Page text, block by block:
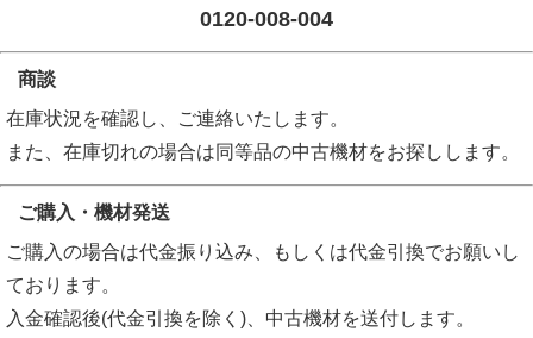
0120-008-004
商談
在庫状況を確認し、ご連絡いたします。
また、在庫切れの場合は同等品の中古機材をお探しします。
ご購入・機材発送
ご購入の場合は代金振り込み、もしくは代金引換でお願いし
ております。
入金確認後(代金引換を除く)、中古機材を送付します。